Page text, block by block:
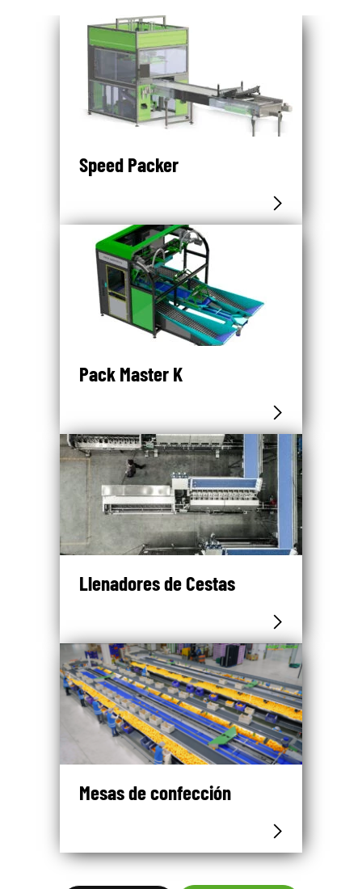
Speed Packer
Pack Master K
Llenadores de Cestas
Mesas de confección